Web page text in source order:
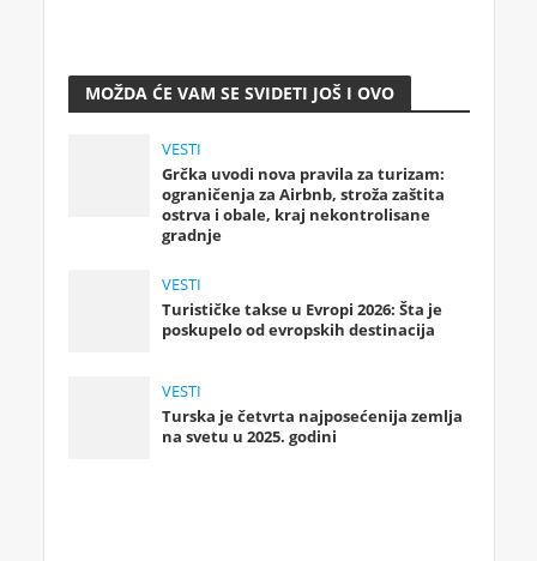
MOŽDA ĆE VAM SE SVIDETI JOŠ I OVO
VESTI
Grčka uvodi nova pravila za turizam:
ograničenja za Airbnb, stroža zaštita
ostrva i obale, kraj nekontrolisane
gradnje
VESTI
Turističke takse u Evropi 2026: Šta je
poskupelo od evropskih destinacija
VESTI
Turska je četvrta najposećenija zemlja
na svetu u 2025. godini